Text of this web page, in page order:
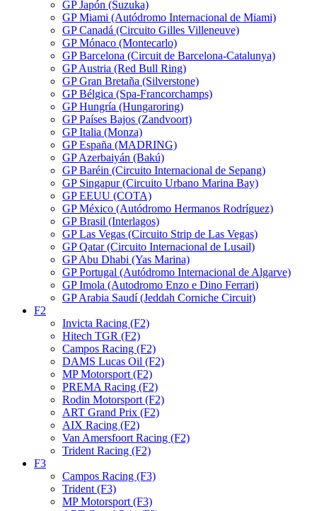
GP Japón (Suzuka)
GP Miami (Autódromo Internacional de Miami)
GP Canadá (Circuito Gilles Villeneuve)
GP Mónaco (Montecarlo)
GP Barcelona (Circuit de Barcelona-Catalunya)
GP Austria (Red Bull Ring)
GP Gran Bretaña (Silverstone)
GP Bélgica (Spa-Francorchamps)
GP Hungría (Hungaroring)
GP Países Bajos (Zandvoort)
GP Italia (Monza)
GP España (MADRING)
GP Azerbaiyán (Bakú)
GP Baréin (Circuito Internacional de Sepang)
GP Singapur (Circuito Urbano Marina Bay)
GP EEUU (COTA)
GP México (Autódromo Hermanos Rodríguez)
GP Brasil (Interlagos)
GP Las Vegas (Circuito Strip de Las Vegas)
GP Qatar (Circuito Internacional de Lusail)
GP Abu Dhabi (Yas Marina)
GP Portugal (Autódromo Internacional de Algarve)
GP Imola (Autodromo Enzo e Dino Ferrari)
GP Arabia Saudí (Jeddah Corniche Circuit)
F2
Invicta Racing (F2)
Hitech TGR (F2)
Campos Racing (F2)
DAMS Lucas Oil (F2)
MP Motorsport (F2)
PREMA Racing (F2)
Rodin Motorsport (F2)
ART Grand Prix (F2)
AIX Racing (F2)
Van Amersfoort Racing (F2)
Trident Racing (F2)
F3
Campos Racing (F3)
Trident (F3)
MP Motorsport (F3)